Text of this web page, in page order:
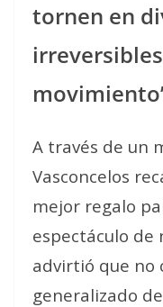
tornen en
A través de un
Vasconcelos
mejor regalo
espectáculo de
advirtió que no
generalizado